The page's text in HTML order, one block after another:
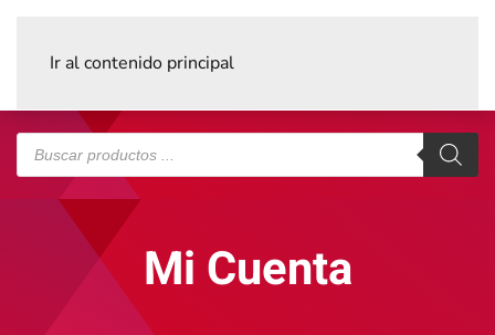
Ir al contenido principal
Búsqueda
de
productos
Mi Cuenta